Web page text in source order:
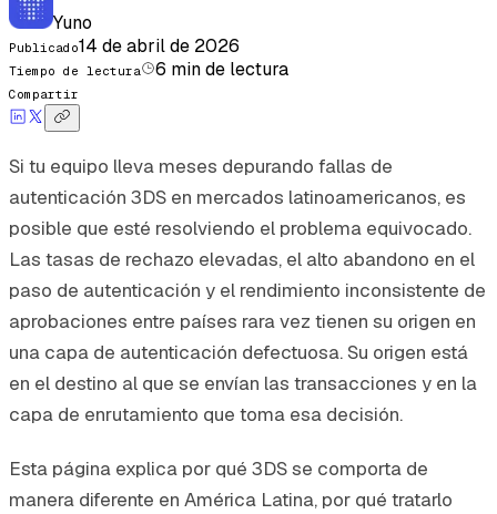
Yuno
Publicado14 de abril de 2026
Tiempo de lectura 6 min de lectura
Compartir
Si tu equipo lleva meses depurando fallas de
autenticación 3DS en mercados latinoamericanos, es
posible que esté resolviendo el problema equivocado.
Las tasas de rechazo elevadas, el alto abandono en el
paso de autenticación y el rendimiento inconsistente de
aprobaciones entre países rara vez tienen su origen en
una capa de autenticación defectuosa. Su origen está
en el destino al que se envían las transacciones y en la
capa de enrutamiento que toma esa decisión.
Esta página explica por qué 3DS se comporta de
manera diferente en América Latina, por qué tratarlo